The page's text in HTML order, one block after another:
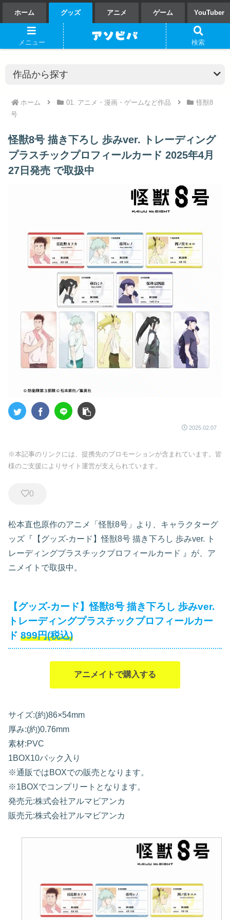
ホーム グッズ アニメ ゲーム YouTuber
ホーム 01. アニメ・漫画・ゲームなど作品
怪獣8
号
怪獣8号 描き下ろし 歩みver. トレーディング
プラスチックプロフィールカード 2025年4月
27日発売 で取扱中
2025.02.07
※本記事のリンクには、提携先のプロモーションが含まれています。皆
様のご支援によりサイト運営が支えられています。
0
松本直也原作のアニメ「怪獣8号」より、キャラクターグ
ッズ『【グッズ-カード】怪獣8号 描き下ろし 歩みver. ト
レーディングプラスチックプロフィールカード 』が、ア
ニメイトで取扱中。
【グッズ-カード】怪獣8号 描き下ろし 歩みver.
トレーディングプラスチックプロフィールカー
ド 899円(税込)
アニメイトで購入する
サイズ:(約)86×54mm
厚み:(約)0.76mm
素材:PVC
1BOX10パック入り
※通販ではBOXでの販売となります。
※1BOXでコンプリートとなります。
発売元:株式会社アルマビアンカ
販売元:株式会社アルマビアンカ
メニュー 検索